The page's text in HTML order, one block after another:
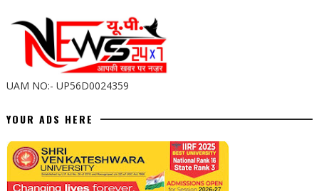
UAM NO:- UP56D0024359
YOUR ADS HERE